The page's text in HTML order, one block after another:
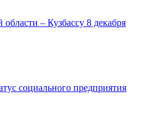
– Кузбассу 8 декабря
социального предприятия